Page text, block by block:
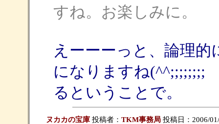
すね。お楽しみに。
えーーーっと、論理
になりますね(^^;;;;;;;;
るということで。
ヌカカの宝庫投稿者： TKM事務局投稿日：2006/